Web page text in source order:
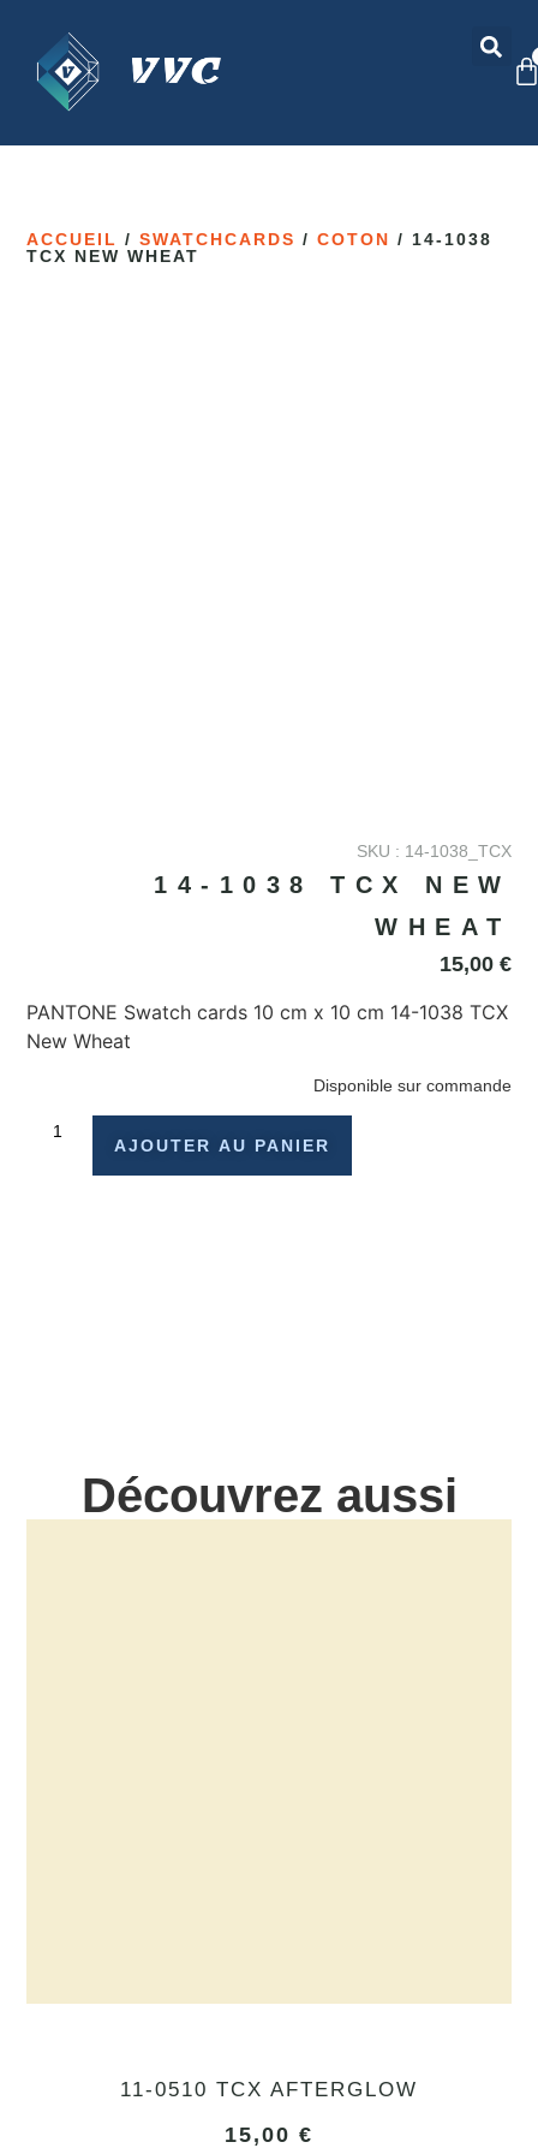
ACCUEIL /SWATCHCARDS /COTON / 14-1038
TCX NEW WHEAT
SKU : 14-1038_TCX
14-1038 TCX NEW
WHEAT
15,00 €
PANTONE Swatch cards 10 cm x 10 cm 14-1038 TCX
New Wheat
Disponible sur commande
AJOUTER AU PANIER
Découvrez aussi
11-0510 TCX AFTERGLOW
15,00 €